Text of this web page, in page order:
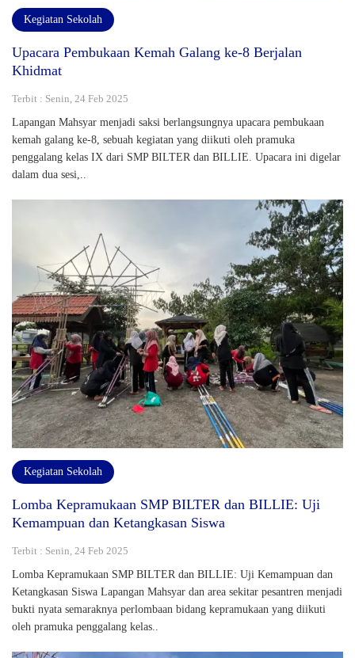
Kegiatan Sekolah
Upacara Pembukaan Kemah Galang ke-8 Berjalan
Khidmat
Terbit : Senin, 24 Feb 2025
Lapangan Mahsyar menjadi saksi berlangsungnya upacara pembukaan
kemah galang ke-8, sebuah kegiatan yang diikuti oleh pramuka
penggalang kelas IX dari SMP BILTER dan BILLIE. Upacara ini digelar
dalam dua sesi,..
Kegiatan Sekolah
Lomba Kepramukaan SMP BILTER dan BILLIE: Uji
Kemampuan dan Ketangkasan Siswa
Terbit : Senin, 24 Feb 2025
Lomba Kepramukaan SMP BILTER dan BILLIE: Uji Kemampuan dan
Ketangkasan Siswa Lapangan Mahsyar dan area sekitar pesantren menjadi
bukti nyata semaraknya perlombaan bidang kepramukaan yang diikuti
oleh pramuka penggalang kelas..